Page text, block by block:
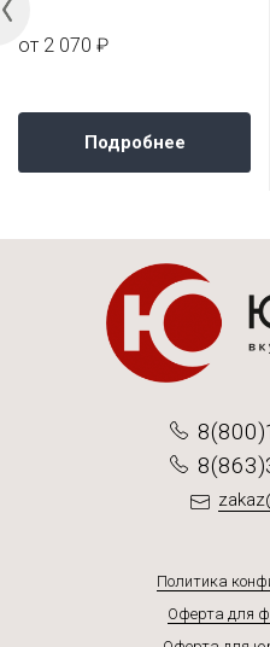
от 2 070 ₽
Подробнее
Политика
Оферта для